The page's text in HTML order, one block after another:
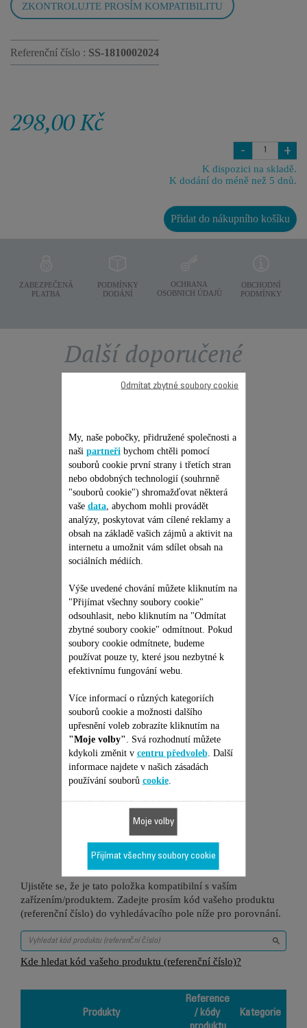
ZKONTROLUJTE PROSÍM KOMPATIBILITU
Referenční číslo : SS-1810002024
298,00 Kč
- +
K dispozici na skladě.
K dodání do méně než 5 dnů.
Přidat do nákupního košíku
ZABEZPEČENÁ
PLATBA
PODMÍNKY
DODÁNÍ
OCHRANA
OSOBNICH ÚDAJÙ
OBCHODNÍ
PODMÍNKY
Další doporučené
příslušenství
HORKOVZDUŠNÝ
KARTÁČ 50 MM SS-
1810002930
Pro vysušené vlasy upravené
jediným pohybem
K dispozici na skladě.
348,00 Kč
Je vhodné pro 1
produktů
Ujistěte se, že je tato položka kompatibilní s vaším
zařízením/produktem. Zadejte prosím kód vašeho produktu
(referenční číslo) do vyhledávacího pole níže pro porovnání.
Kde hledat kód vašeho produktu (referenční číslo)?
Produkty
Reference
/ kódy
Kategorie
My, naše pobočky, přidružené společnosti a
naši partneři bychom chtěli pomocí
souborů cookie první strany i třetích stran
nebo obdobných technologií (souhrnně
"souborů cookie") shromažďovat některá
vaše data, abychom mohli provádět
analýzy, poskytovat vám cílené reklamy a
obsah na základě vašich zájmů a aktivit na
internetu a umožnit vám sdílet obsah na
sociálních médiích.
Výše uvedené chování můžete kliknutím na
"Přijímat všechny soubory cookie"
odsouhlasit, nebo kliknutím na "Odmítat
zbytné soubory cookie" odmítnout. Pokud
soubory cookie odmítnete, budeme
používat pouze ty, které jsou nezbytné k
efektivnímu fungování webu.
Více informací o různých kategoriích
souborů cookie a možnosti dalšího
upřesnění voleb zobrazíte kliknutím na
"Moje volby" . Svá rozhodnutí můžete
kdykoli změnit v centru předvoleb. Další
informace najdete v našich zásadách
používání souborů cookie.
Odmítat zbytné soubory cookie
Moje volby
Přijímat všechny soubory cookie